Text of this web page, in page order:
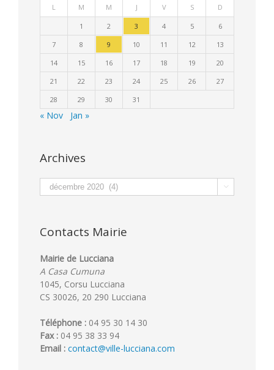
L M M J V S D
1 2 3 4 5
6
7
8 9 10 11 12
13
14
15 16 17 18 19
20
21
22 23 24 25 26
27
28
29 30 31
« Nov Jan »
Archives
Archives 
Contacts Mairie
Mairie de Lucciana
A Casa Cumuna
1045, Corsu Lucciana
CS 30026, 20 290 Lucciana
Téléphone : 04 95 30 14 30
Fax : 04 95 38 33 94
Email : contact@ville-lucciana.com